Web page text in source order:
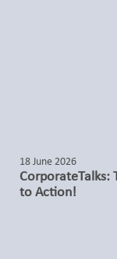
18 June 2026
CorporateTalks:
to Action!